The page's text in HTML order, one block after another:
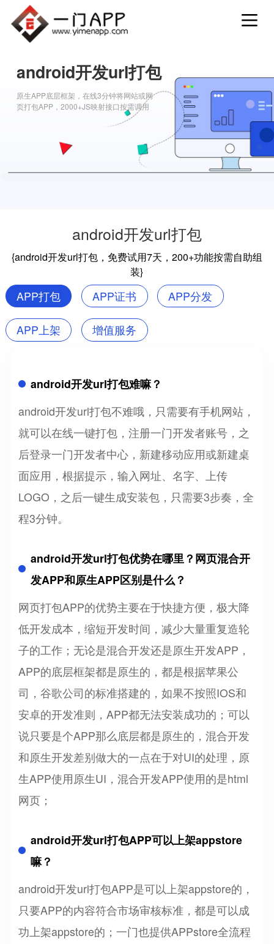
android开发url打包
原生APP底层框架，在线3分钟将网站或网
页打包APP，2000+JS映射接口按需调用
android开发url打包
{android开发url打包，免费试用7天，200+功能按需自助组
装}
APP打包 APP证书 APP分发
APP上架 增值服务
android开发url打包难嘛？
android开发url打包不难哦，只需要有手机网站，
就可以在线一键打包，注册一门开发者账号，之
后登录一门开发者中心，新建移动应用或新建桌
面应用，根据提示，输入网址、名字、上传
LOGO，之后一键生成安装包，只需要3步奏，全
程3分钟。
android开发url打包优势在哪里？网页混合开
发APP和原生APP区别是什么？
网页打包APP的优势主要在于快捷方便，极大降
低开发成本，缩短开发时间，减少大量重复造轮
子的工作；无论是混合开发还是原生开发APP，
APP的底层框架都是原生的，都是根据苹果公
司，谷歌公司的标准搭建的，如果不按照IOS和
安卓的开发准则，APP都无法安装成功的；可以
说只要是个APP那么底层都是原生的，混合开发
和原生开发差别做大的一点在于对UI的处理，原
生APP使用原生UI，混合开发APP使用的是html
网页；
android开发url打包APP可以上架appstore
嘛？
android开发url打包APP是可以上架appstore的，
只要APP的内容符合市场审核标准，都是可以成
功上架appstore的；一门也提供APPstore全流程